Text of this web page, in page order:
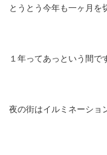
とうとう今年も一ヶ月を
１年ってあっという間で
夜の街はイルミネーショ